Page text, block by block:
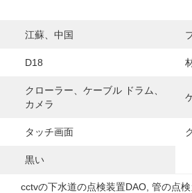
江蘇、中国
D18
クローラー、ケーブル ドラム、
カメラ
タッチ画面
黒い
cctvの下水道の点検装置DAO , 管の点